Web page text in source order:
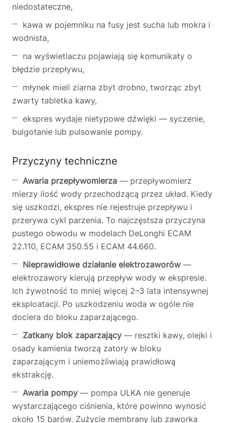
niedostateczne,
kawa w pojemniku na fusy jest sucha lub mokra i
wodnista,
na wyświetlaczu pojawiają się komunikaty o
błędzie przepływu,
młynek mieli ziarna zbyt drobno, tworząc zbyt
zwarty tabletka kawy,
ekspres wydaje nietypowe dźwięki — syczenie,
bulgotanie lub pulsowanie pompy.
Przyczyny techniczne
Awaria przepływomierza — przepływomierz
mierzy ilość wody przechodzącą przez układ. Kiedy
się uszkodzi, ekspres nie rejestruje przepływu i
przerywa cykl parzenia. To najczęstsza przyczyna
pustego obwodu w modelach DeLonghi ECAM
22.110, ECAM 350.55 i ECAM 44.660.
Nieprawidłowe działanie elektrozaworów —
elektrozawory kierują przepływ wody w ekspresie.
Ich żywotność to mniej więcej 2–3 lata intensywnej
eksploatacji. Po uszkodzeniu woda w ogóle nie
dociera do bloku zaparzającego.
Zatkany blok zaparzający — resztki kawy, olejki i
osady kamienia tworzą zatory w bloku
zaparzającym i uniemożliwiają prawidłową
ekstrakcję.
Awaria pompy — pompa ULKA nie generuje
wystarczającego ciśnienia, które powinno wynosić
około 15 barów. Zużycie membrany lub zaworka